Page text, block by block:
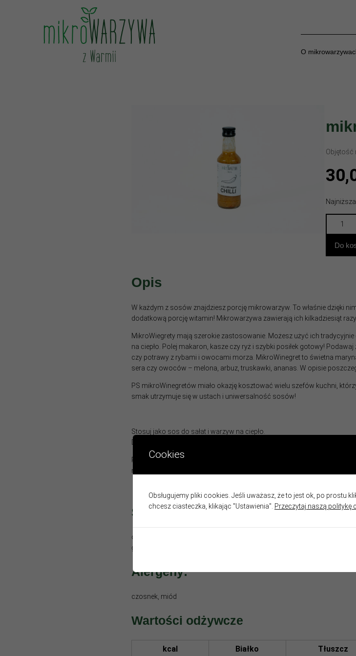
O
Objętość
Do
Opis
W każdym z sosów znajdziesz porcję mikrowarzyw. To właśnie dzięki
dodatkową porcję witamin! Mikrowarzywa zawierają ich kilkadziesiąt
MikroWiegrety mają szerokie zastosowanie. Możesz użyć ich
na ciepło. Polej makaron, kasze czy ryż i szybki posiłek gotowy!
czy potrawy z rybami i owocami morza. MikroWinegret to świetna
sera czy owoców – melona, arbuz, truskawki, ananas. W opisie
PS mikroWinegretów miało okazję kosztować wielu szefów kuchni,
smak utrzymuje się w ustach i uniwersalność sosów!
Stosuj jako sos do sałat i warzyw na ciepło.
Dip do warzyw, wędlin, słonych przekąsek i owoców (ananas, melon itp.)
Rozwarstwienie jest naturalną cechą produktu i nie stanowi wady.
miejscu
Skład:
olej słonecznikowy, woda, ocet jabłkowy, czosnek, chilli, mikrowarzywa
groszek,brokuł], miód, musztarda [gorczyca, ocet, sól], sól
Alergeny:
czosnek, miód
Wartości odżywcze
kcal Białko Tłuszcz
Cookies
Obsługujemy pliki cookies. Jeśli uważasz, że to jest ok, po prostu
chcesz ciasteczka, klikając "Ustawienia". Przeczytaj naszą politykę